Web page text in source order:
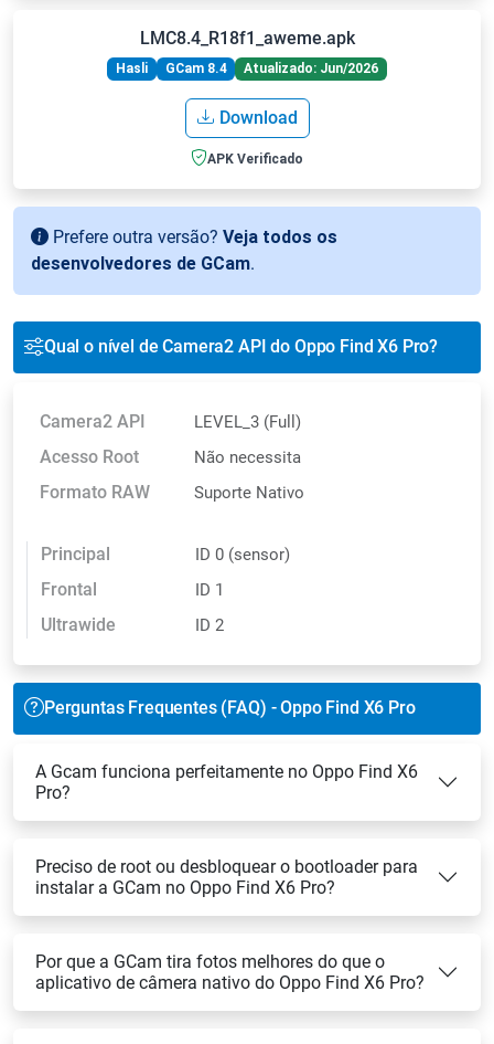
LMC8.4_R18f1_aweme.apk
Hasli GCam 8.4 Atualizado: Jun/2026
Download
APK Verificado
Prefere outra versão? Veja todos os
desenvolvedores de GCam.
Qual o nível de Camera2 API do Oppo Find X6 Pro?
Camera2 API LEVEL_3 (Full)
Acesso Root Não necessita
Formato RAW Suporte Nativo
Principal ID 0 (sensor)
Frontal ID 1
Ultrawide ID 2
Perguntas Frequentes (FAQ) - Oppo Find X6 Pro
A Gcam funciona perfeitamente no Oppo Find X6
Pro?
Preciso de root ou desbloquear o bootloader para
instalar a GCam no Oppo Find X6 Pro?
Por que a GCam tira fotos melhores do que o
aplicativo de câmera nativo do Oppo Find X6 Pro?